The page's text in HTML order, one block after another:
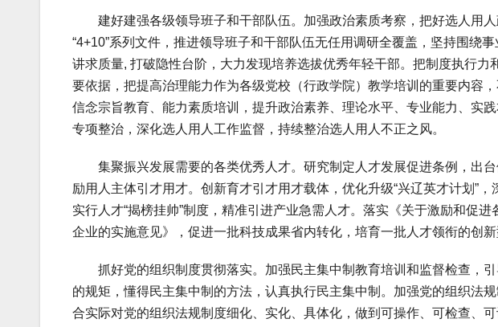
建好建强各级领导班子和干部队伍。加强政治素质考察，把好选人用人
“4+10”系列文件，推进领导班子和干部队伍无任用调研全覆盖，坚持围绕
讲求质量, 打破隐性台阶，大力发现培养选拔优秀年轻干部。把制度执行
要依据，把提高治理能力作为各级党校（行政学院）教学培训的重要内容
信念宗旨教育、能力素质培训，提升政治素养、理论水平、专业能力、实
专项整治，深化选人用人工作监督，持续整治选人用人不正之风。
集聚振兴发展需要的各类优秀人才。研究制定人才发展促进条例，出台
励用人主体引才用才。创新育才引才用才载体，优化升级“兴辽英才计划”，
实行人才“揭榜挂帅”制度，精准引进产业急需人才。落实《关于激励和促
企业的实施意见》，促进一批科技成果省内转化，培育一批人才领衔的创新
抓好党的组织制度贯彻落实。加强民主集中制教育培训和监督检查，引
的规矩，懂得民主集中制的方法，认真执行民主集中制。加强党的组织法
合实际对党的组织法规制度细化、实化、具体化，做到可操作、可检查、可